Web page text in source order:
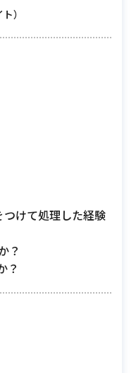
）
つけて処理した経験
？
？